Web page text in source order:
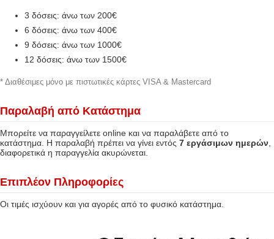
3 δόσεις: άνω των 200€
6 δόσεις: άνω των 400€
9 δόσεις: άνω των 1000€
12 δόσεις: άνω των 1500€
* Διαθέσιμες μόνο με πιστωτικές κάρτες VISA & Mastercard
Παραλαβή από Κατάστημα
Μπορείτε να παραγγείλετε online και να παραλάβετε από το
κατάστημα. Η παραλαβή πρέπει να γίνει εντός 7 εργάσιμων ημερών
διαφορετικά η παραγγελία ακυρώνεται.
Επιπλέον Πληροφορίες
Οι τιμές ισχύουν και για αγορές από το φυσικό κατάστημα.